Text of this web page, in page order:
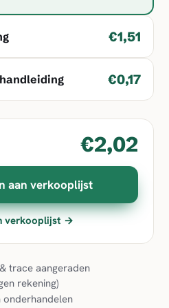
€1,51
€0,17
€2,02
aan verkooplijst
verkooplijst →
trace aangeraden
rekening)
onderhandelen